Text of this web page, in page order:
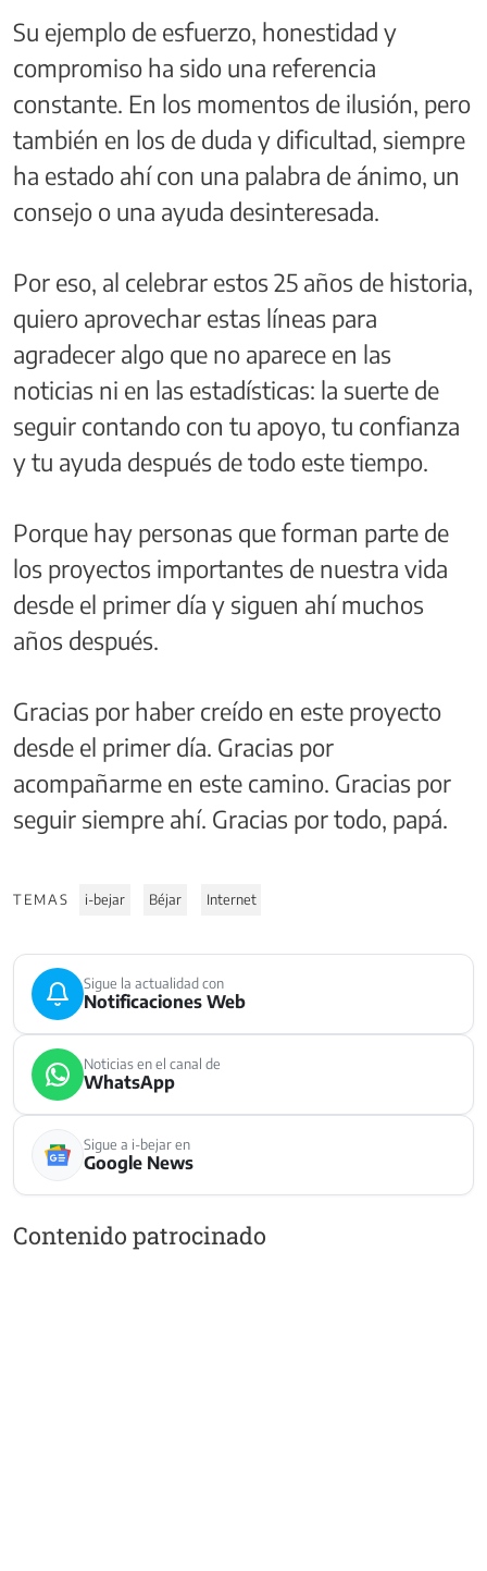
Su ejemplo de esfuerzo, honestidad y
compromiso ha sido una referencia
constante. En los momentos de ilusión, pero
también en los de duda y dificultad, siempre
ha estado ahí con una palabra de ánimo, un
consejo o una ayuda desinteresada.
Por eso, al celebrar estos 25 años de historia,
quiero aprovechar estas líneas para
agradecer algo que no aparece en las
noticias ni en las estadísticas: la suerte de
seguir contando con tu apoyo, tu confianza
y tu ayuda después de todo este tiempo.
Porque hay personas que forman parte de
los proyectos importantes de nuestra vida
desde el primer día y siguen ahí muchos
años después.
Gracias por haber creído en este proyecto
desde el primer día. Gracias por
acompañarme en este camino. Gracias por
seguir siempre ahí. Gracias por todo, papá.
TEMAS i-bejar Béjar Internet
Sigue la actualidad con
Notificaciones Web
Noticias en el canal de
WhatsApp
Sigue a i-bejar en
Google News
Contenido patrocinado